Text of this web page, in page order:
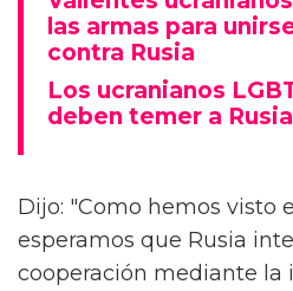
las armas para
contra Rusia
Los ucranianos
deben temer a Rusia
Dijo: "Como hemos visto
esperamos que Rusia
cooperación mediante la